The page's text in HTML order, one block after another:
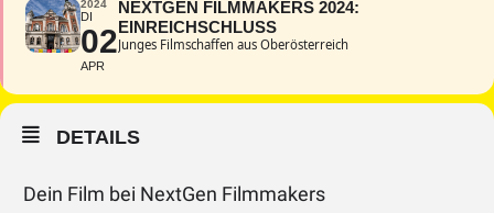
2024
DI
02
APR
NEXTGEN FILMMAKERS 2024:
EINREICHSCHLUSS
Junges Filmschaffen aus Oberösterreich
DETAILS
Dein Film bei NextGen Filmmakers